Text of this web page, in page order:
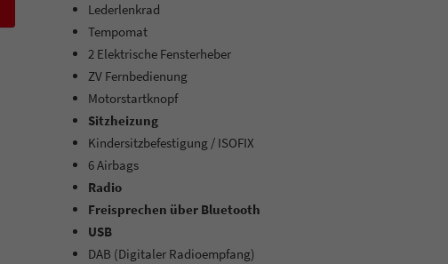
Lederlenkrad
Tempomat
2 Elektrische Fensterheber
ZV Fernbedienung
Motorstartknopf
Sitzheizung
Kindersitzbefestigung / ISOFIX
6 Airbags
Radio
Freisprechen über Bluetooth
USB
DAB (Digitaler Radioempfang)